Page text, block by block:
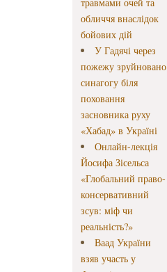
обличчя внаслідок
бойових дій
У Гадячі через
пожежу зруйновано
синагогу біля
поховання
засновника руху
«Хабад» в Україні
Онлайн-лекція
Йосифа Зісельса
«Глобальний право-
консервативний
зсув: міф чи
реальність?»
Ваад України
взяв участь у